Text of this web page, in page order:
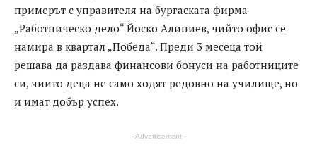
примерът с управителя на бургаската фирма
„Работническо дело“ Йоско Алипиев, чийто офис се
намира в квартал „Победа“. Преди 3 месеца той
решава да раздава финансови бонуси на работниците
си, чиито деца не само ходят редовно на училище, но
и имат добър успех.
- Advertisement -